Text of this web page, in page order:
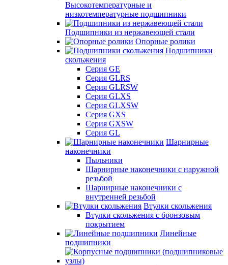
Высокотемпературные и
низкотемпературные подшипники
Подшипники из нержавеющей стали
Опорные ролики
Подшипники
скольжения
Серия GE
Серия GLRS
Серия GLRSW
Серия GLXS
Серия GLXSW
Серия GXS
Серия GXSW
Серия GL
Шарнирные
наконечники
Пыльники
Шарнирные наконечники с наружной
резьбой
Шарнирные наконечники с
внутренней резьбой
Втулки скольжения
Втулки скольжения с бронзовым
покрытием
Линейные
подшипники